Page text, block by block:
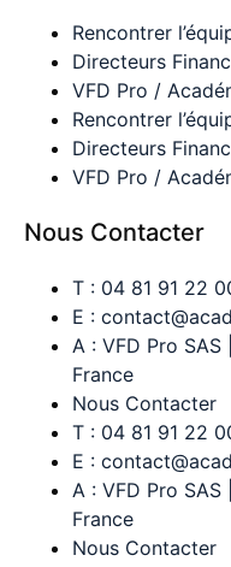
Rencontrer
Directeurs
VFD Pro /
Rencontrer
Directeurs
VFD Pro /
Nous Contacter
T : 04 81 91 22
E :
A : VFD Pro SAS
France
Nous Contacter
T : 04 81 91 22
E :
A : VFD Pro SAS
France
Nous Contacter